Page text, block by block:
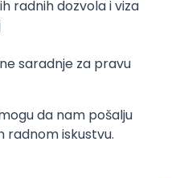
radnih dozvola i viza
saradnje za pravu
da nam pošalju
radnom iskustvu.